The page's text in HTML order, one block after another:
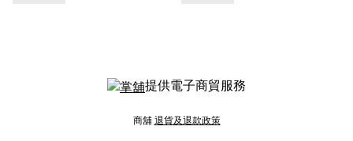
提供電子商貿服務
商舖 退貨及退款政策